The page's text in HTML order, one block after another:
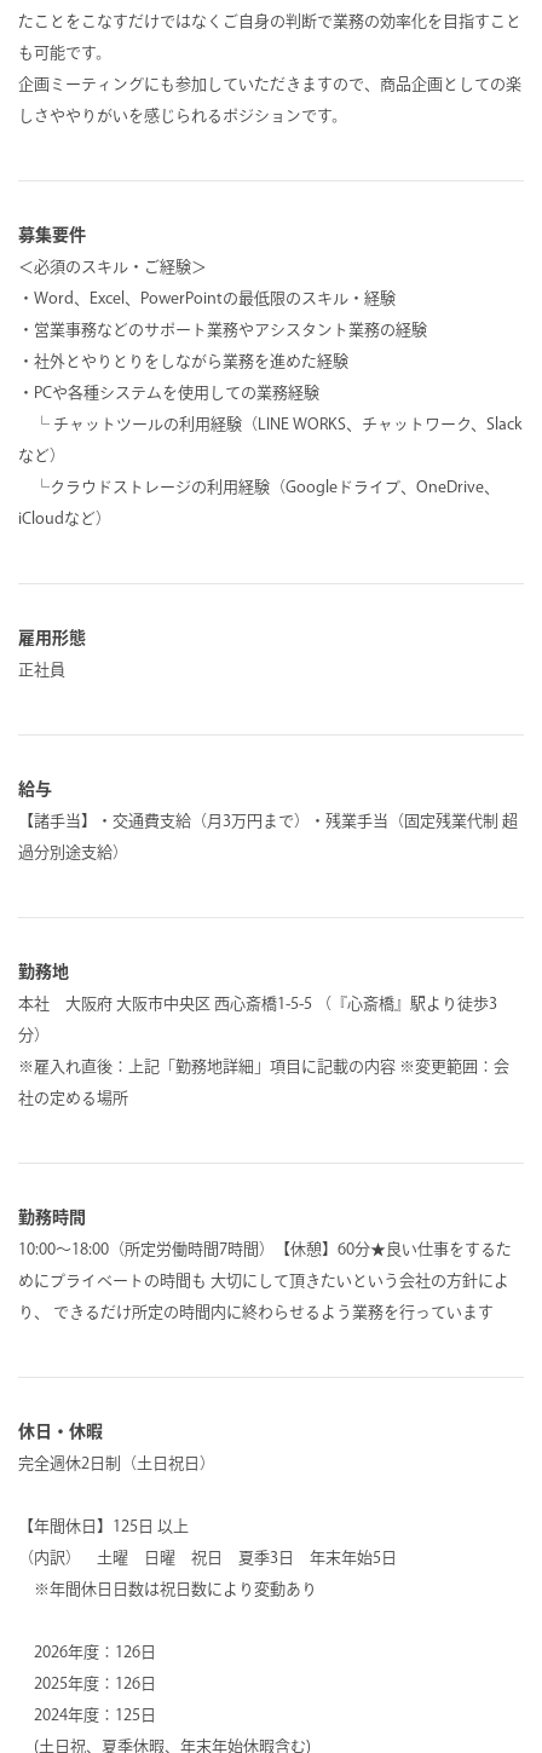
たことをこなすだけではなくご自身の判断で業務の効率化を目指すこと
も可能です。
企画ミーティングにも参加していただきますので、商品企画としての楽
しさややりがいを感じられるポジションです。
募集要件
＜必須のスキル・ご経験＞
・Word、Excel、PowerPointの最低限のスキル・経験
・営業事務などのサポート業務やアシスタント業務の経験
・社外とやりとりをしながら業務を進めた経験
・PCや各種システムを使用しての業務経験
└ チャットツールの利用経験（LINE WORKS、チャットワーク、Slack
など）
└クラウドストレージの利用経験（Googleドライブ、OneDrive、
iCloudなど）
雇用形態
正社員
給与
【諸手当】・交通費支給（月3万円まで）・残業手当（固定残業代制 超
過分別途支給）
勤務地
本社 大阪府 大阪市中央区 西心斎橋1-5-5 （『心斎橋』駅より徒歩3
分）
※雇入れ直後：上記「勤務地詳細」項目に記載の内容 ※変更範囲：会
社の定める場所
勤務時間
10:00～18:00（所定労働時間7時間）【休憩】60分★良い仕事をするた
めにプライベートの時間も 大切にして頂きたいという会社の方針によ
り、 できるだけ所定の時間内に終わらせるよう業務を行っています
休日・休暇
完全週休2日制（土日祝日）
【年間休日】125日 以上
（内訳） 土曜 日曜 祝日 夏季3日 年末年始5日
※年間休日日数は祝日数により変動あり
2026年度：126日
2025年度：126日
2024年度：125日
(土日祝、夏季休暇、年末年始休暇含む)